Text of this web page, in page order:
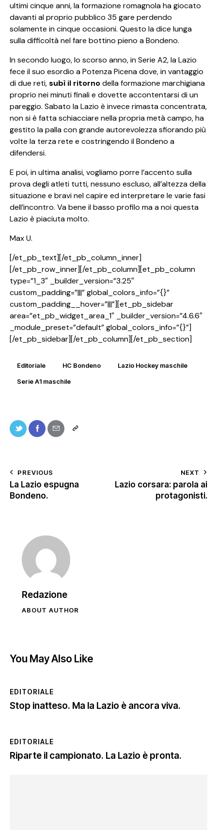
ultimi cinque anni, la formazione romagnola ha giocato
davanti al proprio pubblico 35 gare perdendo
solamente in cinque occasioni. Questo la dice lunga
sulla difficoltà nel fare bottino pieno a Bondeno.
In secondo luogo, lo scorso anno, in Serie A2, la Lazio
fece il suo esordio a Potenza Picena dove, in vantaggio
di due reti,subì il ritornodella formazione marchigiana
proprio nei minuti finali e dovette accontentarsi di un
pareggio. Sabato la Lazio è invece rimasta concentrata,
non si è fatta schiacciare nella propria metà campo, ha
gestito la palla con grande autorevolezza sfiorando più
volte la terza rete e costringendo il Bondeno a
difendersi.
E poi, in ultima analisi, vogliamo porre l’accento sulla
prova degli atleti tutti, nessuno escluso, all’altezza della
situazione e bravi nel capire ed interpretare le varie fasi
dell’incontro. Va bene il basso profilo ma a noi questa
Lazio è piaciuta molto.
Max U.
[/et_pb_text][/et_pb_column_inner]
[/et_pb_row_inner][/et_pb_column][et_pb_column
type=”1_3″ _builder_version=”3.25″
custom_padding=”|||” global_colors_info=”{}”
custom_padding__hover=”|||”][et_pb_sidebar
area=”et_pb_widget_area_1″ _builder_version=”4.6.6″
_module_preset=”default” global_colors_info=”{}”]
[/et_pb_sidebar][/et_pb_column][/et_pb_section]
Editoriale HC Bondeno Lazio Hockey maschile
Serie A1 maschile
PREVIOUS
La Lazio espugna
Bondeno.
NEXT
Lazio corsara: parola ai
protagonisti.
Redazione
ABOUT AUTHOR
You May Also Like
EDITORIALE
Stop inatteso. Ma la Lazio è ancora viva.
EDITORIALE
Riparte il campionato. La Lazio è pronta.